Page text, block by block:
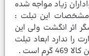
زیاد مواجه شده
این تبلت :
اثر انگشت ولی این
را ندارد ابعاد تبلت